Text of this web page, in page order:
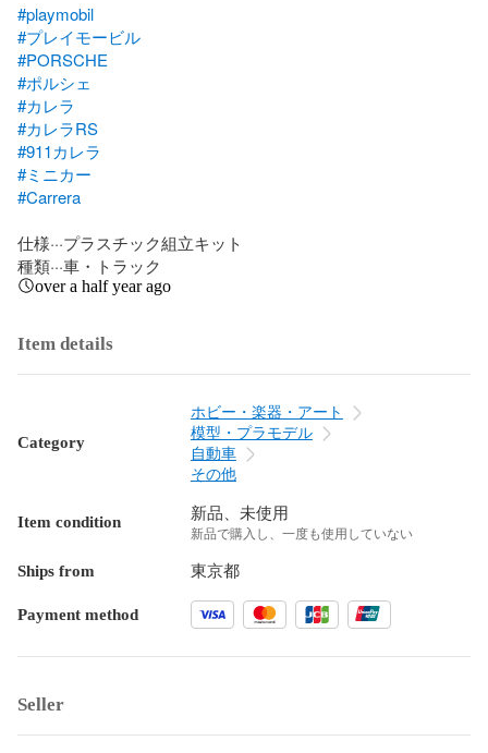
#playmobil
#プレイモービル
#PORSCHE
#ポルシェ
#カレラ
#カレラRS
#911カレラ
#ミニカー
#Carrera
仕様···プラスチック組立キット
種類···車・トラック
over a half year ago
Item details
Category
ホビー・楽器・アート
模型・プラモデル
自動車
その他
Item condition 新品、未使用
新品で購入し、一度も使用していない
Ships from 東京都
Payment method
Seller